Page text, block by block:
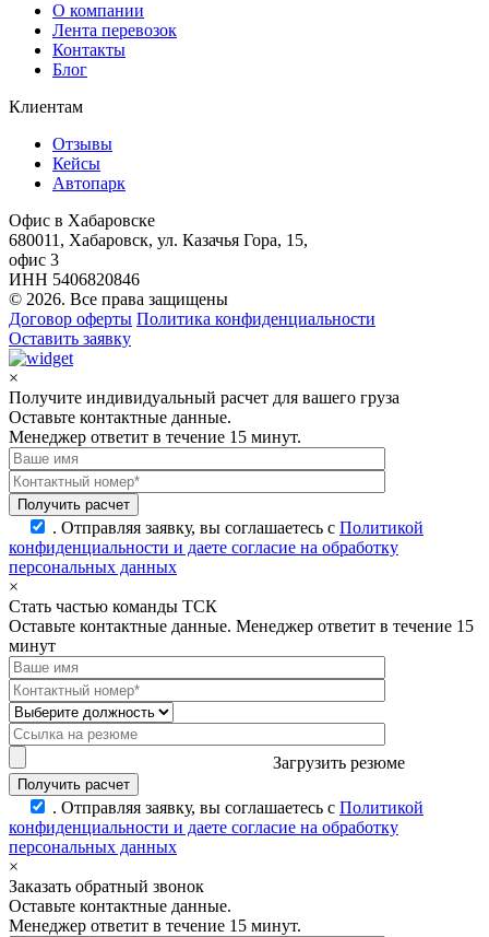
О компании
Лента перевозок
Контакты
Блог
Клиентам
Отзывы
Кейсы
Автопарк
Офис в Хабаровске
680011, Хабаровск, ул. Казачья Гора, 15,
офис 3
ИНН 5406820846
© 2026. Все права защищены
Договор оферты Политика конфиденциальности
Оставить заявку
×
Получите индивидуальный расчет для вашего груза
Оставьте контактные данные.
Менеджер ответит в течение 15 минут.
. Отправляя заявку, вы соглашаетесь с Политикой
конфиденциальности и даете согласие на обработку
персональных данных
×
Стать частью команды ТСК
Оставьте контактные данные. Менеджер ответит в течение 15
минут
Загрузить резюме
. Отправляя заявку, вы соглашаетесь с Политикой
конфиденциальности и даете согласие на обработку
персональных данных
×
Заказать обратный звонок
Оставьте контактные данные.
Менеджер ответит в течение 15 минут.